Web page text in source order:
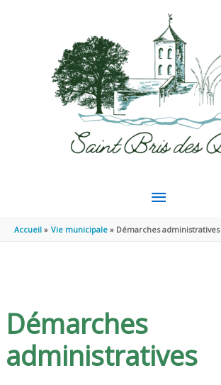
MENU
PRINCIPAL
Accueil Vie municipale Démarches administratives
Démarches
administratives